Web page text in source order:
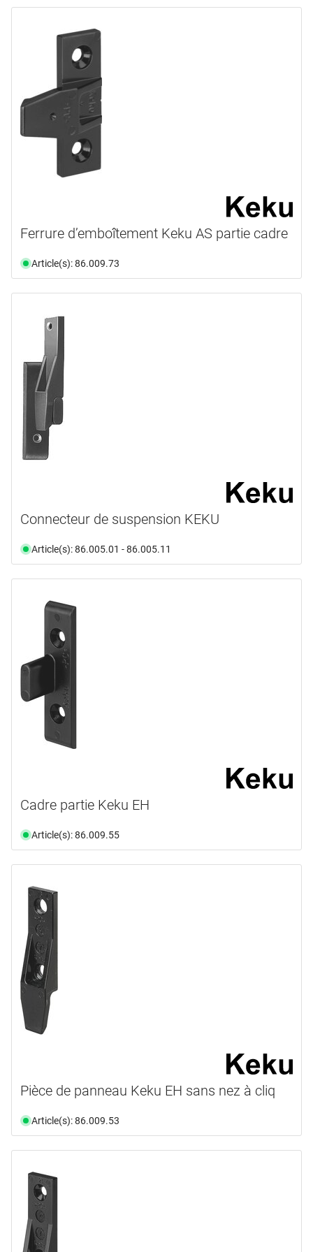
Ferrure d’emboîtement Keku AS partie cadre
Article(s): 86.009.73
Connecteur de suspension KEKU
Article(s): 86.005.01 - 86.005.11
Cadre partie Keku EH
Article(s): 86.009.55
Pièce de panneau Keku EH sans nez à cliq
Article(s): 86.009.53